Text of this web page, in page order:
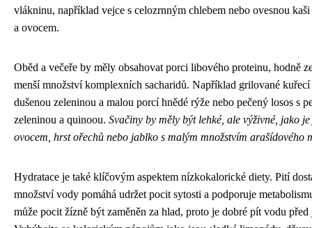
vlákninu, například vejce s celozrnným chlebem nebo ovesnou kaši
a ovocem.
Oběd a večeře by měly obsahovat porci libového proteinu, hodně
menší množství komplexních sacharidů. Například grilované kuřecí
dušenou zeleninou a malou porcí hnědé rýže nebo pečený losos s
zeleninou a quinoou. Svačiny by měly být lehké, ale výživné, jako
ovocem, hrst ořechů nebo jablko s malým množstvím arašídového
Hydratace je také klíčovým aspektem nízkokalorické diety. Pití
množství vody pomáhá udržet pocit sytosti a podporuje
může pocit žízně být zaměněn za hlad, proto je dobré pít vodu